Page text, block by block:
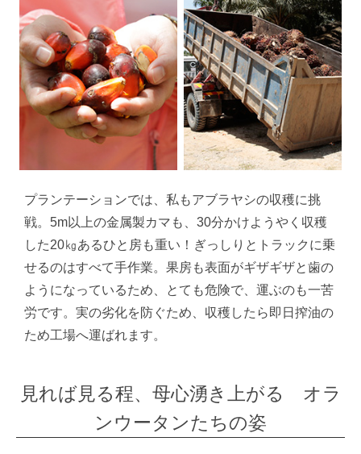
プランテーションでは、私もアブラヤシの収穫に挑
戦。5m以上の金属製カマも、30分かけようやく収穫
した20㎏あるひと房も重い！ぎっしりとトラックに乗
せるのはすべて手作業。果房も表面がギザギザと歯の
ようになっているため、とても危険で、運ぶのも一苦
労です。実の劣化を防ぐため、収穫したら即日搾油の
ため工場へ運ばれます。
見れば見る程、母心湧き上がる オラ
ンウータンたちの姿